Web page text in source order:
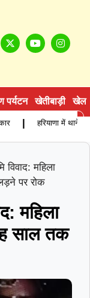
पर्यटन खेतीबाड़ी खेल
हरियाणा में थाने के
महिला
पर रोक
महिला
साल तक